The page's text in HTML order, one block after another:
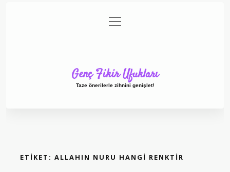
Gizlilik Politikası
menüyü
aç
Genç Fikir Ufukları
Taze önerilerle zihnini genişlet!
ETIKET: ALLAHIN NURU HANGI RENKTIR